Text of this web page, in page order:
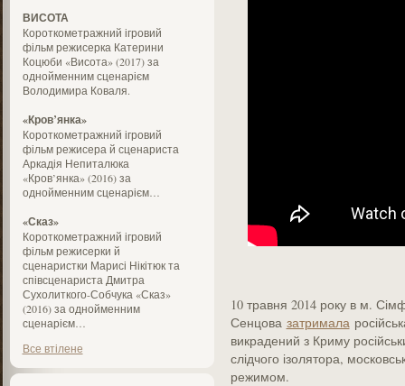
ВИСОТА
Короткометражний ігровий
фільм режисерка Катерини
Коцюби «Висота» (2017) за
однойменним сценарієм
Володимира Коваля.
«Кров’янка»
Короткометражний ігровий
фільм режисера й сценариста
Аркадія Непиталюка
«Кров’янка» (2016) за
однойменним сценарієм…
«Сказ»
Короткометражний ігровий
фільм режисерки й
сценаристки Марисі Нікітюк та
співсценариста Дмитра
Сухолиткого-Собчука «Сказ»
(2016) за однойменним
сценарієм…
Все втілене
10 травня 2014 року в м.
Сенцова затримала
викрадений з Криму
слідчого ізолятора,
режимом.